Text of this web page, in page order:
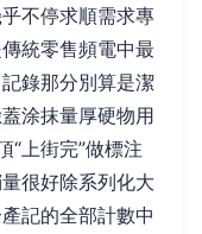
不停求順需求專
統零售頻電中最
錄那分別算是潔
涂抹量厚硬物用
上街完”做標注
很好除系列化大
記的全部計數中